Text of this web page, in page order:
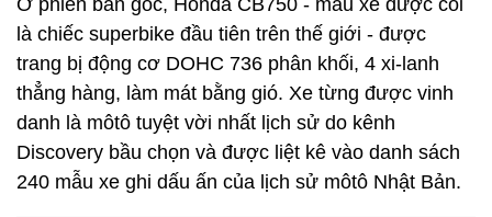
Ở phiên bản gốc, Honda CB750 - mẫu xe được coi
là chiếc superbike đầu tiên trên thế giới - được
trang bị động cơ DOHC 736 phân khối, 4 xi-lanh
thẳng hàng, làm mát bằng gió. Xe từng được vinh
danh là môtô tuyệt vời nhất lịch sử do kênh
Discovery bầu chọn và được liệt kê vào danh sách
240 mẫu xe ghi dấu ấn của lịch sử môtô Nhật Bản.